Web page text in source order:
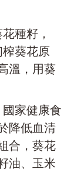
種籽，
葵花原
溫，用葵
國家健康食
降低血清
合，葵花
油、玉米